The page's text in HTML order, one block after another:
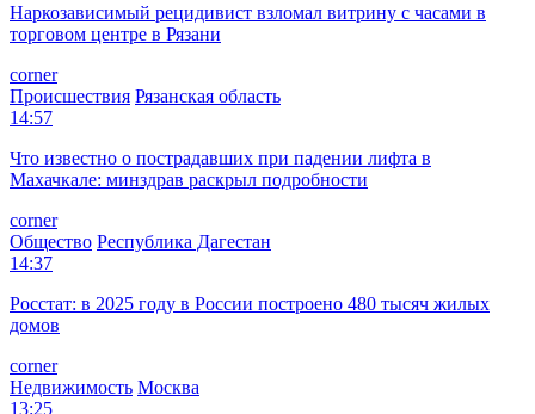
Наркозависимый рецидивист взломал витрину с часами в
торговом центре в Рязани
corner
Происшествия Рязанская область
14:57
Что известно о пострадавших при падении лифта в
Махачкале: минздрав раскрыл подробности
corner
Общество Республика Дагестан
14:37
Росстат: в 2025 году в России построено 480 тысяч жилых
домов
corner
Недвижимость Москва
13:25